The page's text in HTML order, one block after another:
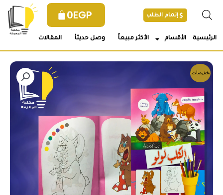
0EGP إتمام الطلب
الرئيسية الأقسام الأكثر مبيعاً وصل حديثأ المقالات
تخفيضات!